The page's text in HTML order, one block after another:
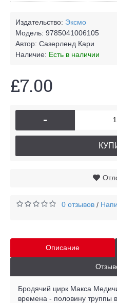
Издательство: Эксмо
Модель: 9785041006105
Автор: Сазерленд Кари
Наличие: Есть в наличии
£7.00
-
0 отзывов /
Описание
Бродячий цирк Макса
времена - половину труппы